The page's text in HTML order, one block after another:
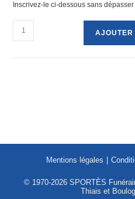
Inscrivez-le ci-dessous sans
quantité
de
Mentions légales
© 1970-2026 SPORTÈS
Thiais et